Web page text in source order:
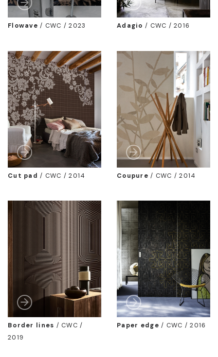
Flowave / CWC / 2023 Adagio / CWC / 2016
Cut pad / CWC / 2014 Coupure / CWC / 2014
Border lines /CWC /
2019
Paper edge / CWC / 2016